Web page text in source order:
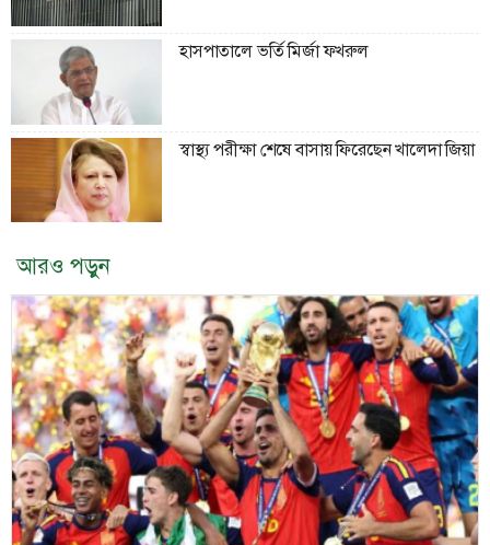
হাসপাতালে ভর্তি মির্জা ফখরুল
স্বাস্থ্য পরীক্ষা শেষে বাসায় ফিরেছেন খালেদা জিয়া
আরও পড়ুন